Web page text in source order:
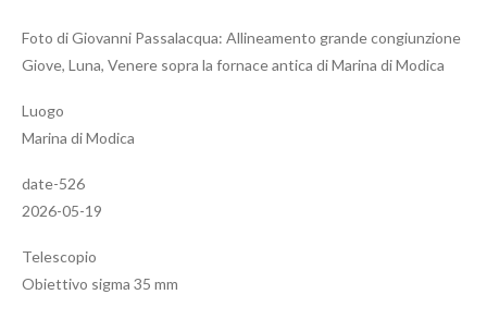
Foto di Giovanni Passalacqua: Allineamento grande congiunzione
Giove, Luna, Venere sopra la fornace antica di Marina di Modica
Luogo
Marina di Modica
date-526
2026-05-19
Telescopio
Obiettivo sigma 35 mm